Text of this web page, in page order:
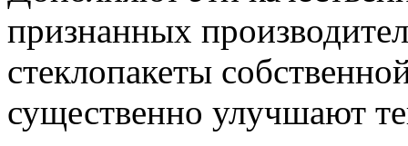
признанных
стеклопакеты
существенно улучшают